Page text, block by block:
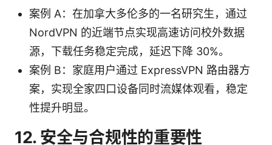
案例 A：在加拿大多伦多的一名研究生，通过
NordVPN 的近端节点实现高速访问校外数据
源，下载任务稳定完成，延迟下降 30%。
案例 B：家庭用户通过 ExpressVPN 路由器方
案，实现全家四口设备同时流媒体观看，稳定
性提升明显。
12. 安全与合规性的重要性